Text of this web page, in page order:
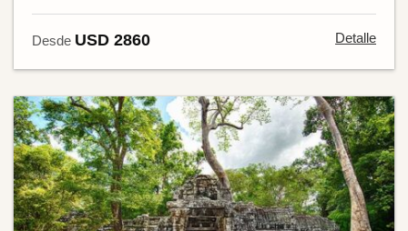
Desde USD 2860 Detalle